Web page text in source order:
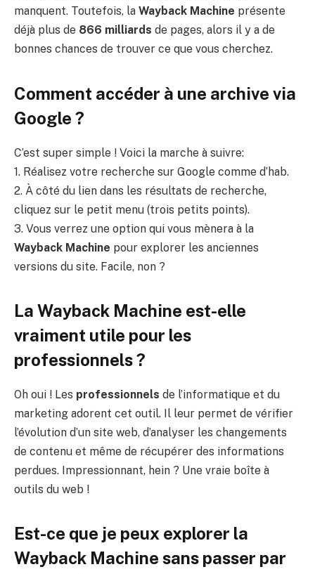
manquent. Toutefois, la Wayback Machine présente
déjà plus de 866 milliards de pages, alors il y a de
bonnes chances de trouver ce que vous cherchez.
Comment accéder à une archive via
Google ?
C’est super simple ! Voici la marche à suivre:
1. Réalisez votre recherche sur Google comme d’hab.
2. À côté du lien dans les résultats de recherche,
cliquez sur le petit menu (trois petits points).
3. Vous verrez une option qui vous mènera à la
Wayback Machine pour explorer les anciennes
versions du site. Facile, non ?
La Wayback Machine est-elle
vraiment utile pour les
professionnels ?
Oh oui ! Les professionnels de l’informatique et du
marketing adorent cet outil. Il leur permet de vérifier
l’évolution d’un site web, d’analyser les changements
de contenu et même de récupérer des informations
perdues. Impressionnant, hein ? Une vraie boîte à
outils du web !
Est-ce que je peux explorer la
Wayback Machine sans passer par